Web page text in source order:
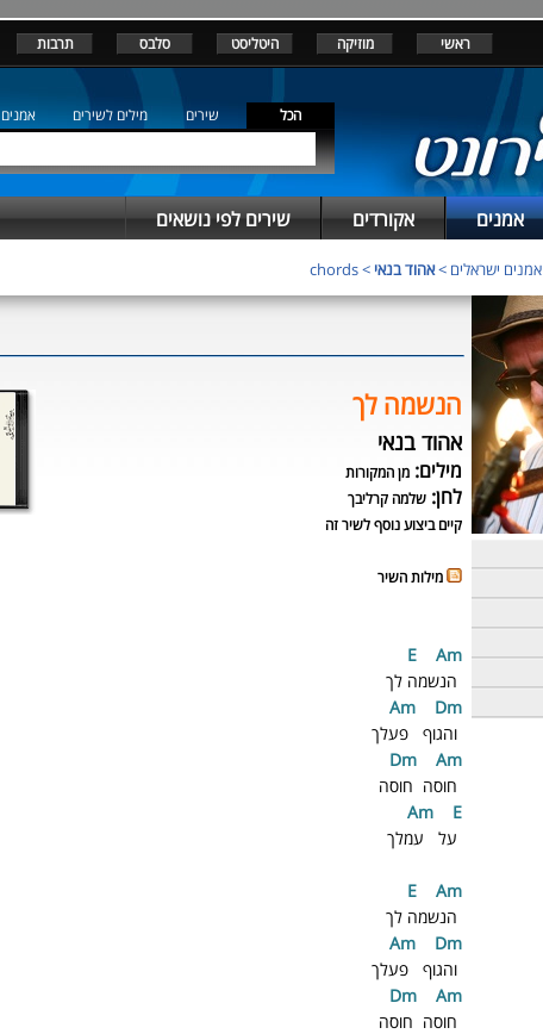
ראשי מוזיקה היטליסט סלבס תרבות
הכל שירים מילים לשירים אמנים
אמנים אקורדים שירים לפי נושאים
אמנים ישראלים >אהוד בנאי > chords
הנשמה לך
אהוד בנאי
מילים: מן המקורות
לחן: שלמה קרליבך
קיים ביצוע נוסף לשיר זה
מילות השיר
E Am
הנשמה לך
Am
Dm
והגוף פעלך
Dm
Am
חוסה חוסה
Am
E
על עמלך
E Am
הנשמה לך
Am
Dm
והגוף פעלך
Dm
Am
חוסה חוסה